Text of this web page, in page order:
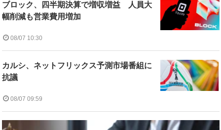
ブロック、四半期決算で増収増益 人員大
幅削減も営業費用増加
08/07 10:30
カルシ、ネットフリックス予測市場番組に
抗議
08/07 09:59